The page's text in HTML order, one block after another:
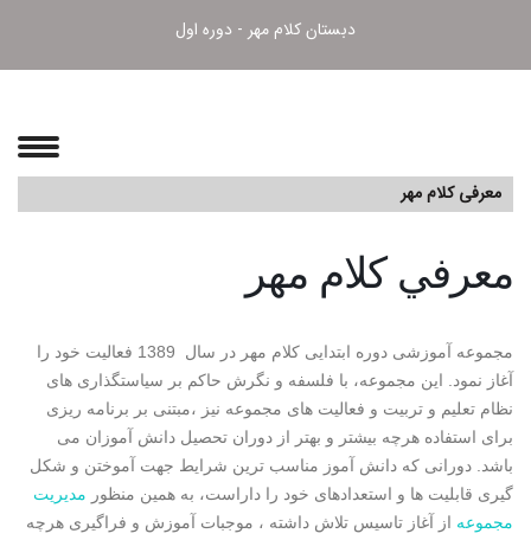
دبستان کلام مهر - دوره اول
معرفی کلام مهر
معرفي كلام مهر
مجموعه آموزشی دوره ابتدایی کلام مهر در سال 1389 فعالیت خود را
آغاز نمود. این مجموعه، با فلسفه و نگرش حاکم بر سیاستگذاری های
نظام تعلیم و تربیت و فعالیت های مجموعه نیز ،مبتنی بر برنامه ریزی
برای استفاده هرچه بیشتر و بهتر از دوران تحصیل دانش آموزان می
باشد. دورانی که دانش آموز مناسب ترین شرایط جهت آموختن و شکل
گیری قابلیت ها و استعدادهای خود را داراست، به همین منظور مديريت
مجموعه از آغاز تاسیس تلاش داشته ، موجبات آموزش و فراگیری هرچه